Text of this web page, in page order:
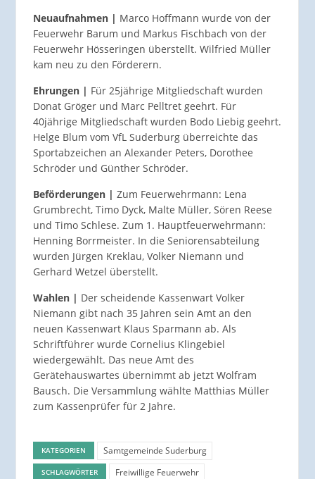
Neuaufnahmen | Marco Hoffmann wurde von der
Feuerwehr Barum und Markus Fischbach von der
Feuerwehr Hösseringen überstellt. Wilfried Müller
kam neu zu den Förderern.
Ehrungen | Für 25jährige Mitgliedschaft wurden
Donat Gröger und Marc Pelltret geehrt. Für
40jährige Mitgliedschaft wurden Bodo Liebig geehrt.
Helge Blum vom VfL Suderburg überreichte das
Sportabzeichen an Alexander Peters, Dorothee
Schröder und Günther Schröder.
Beförderungen | Zum Feuerwehrmann: Lena
Grumbrecht, Timo Dyck, Malte Müller, Sören Reese
und Timo Schlese. Zum 1. Hauptfeuerwehrmann:
Henning Borrmeister. In die Seniorensabteilung
wurden Jürgen Kreklau, Volker Niemann und
Gerhard Wetzel überstellt.
Wahlen | Der scheidende Kassenwart Volker
Niemann gibt nach 35 Jahren sein Amt an den
neuen Kassenwart Klaus Sparmann ab. Als
Schriftführer wurde Cornelius Klingebiel
wiedergewählt. Das neue Amt des
Gerätehauswartes übernimmt ab jetzt Wolfram
Bausch. Die Versammlung wählte Matthias Müller
zum Kassenprüfer für 2 Jahre.
KATEGORIEN Samtgemeinde Suderburg
SCHLAGWÖRTER
Freiwillige Feuerwehr